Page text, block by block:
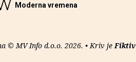
Moderna vremena
© MV Info d.o.o. 2026. • Kriv je Fiktiv